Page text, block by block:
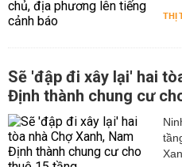
THỊ
Sẽ 'đập đi xây lại' hai
Định thành chung cư